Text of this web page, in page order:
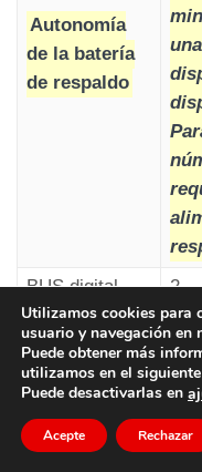
Autonomía
de la batería
de respaldo
BUS digital
2
Potencia total
suministrada
por los dos
Temperatura
Utilizamos cookies para
usuario y navegación en
Puede obtener más
utilizamos en el
Puede desactivarlas en
Acepte Rechazar